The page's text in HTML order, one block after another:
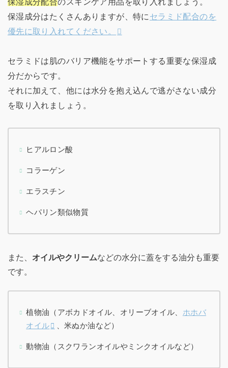
保湿成分はたくさんありますが、特に セラミド配合のを
優先に取り入れてください。
セラミドは肌のバリア機能をサポートする重要な保湿成
分だからです。
それに加えて、他には水分を抱え込んで逃がさない成分
を取り入れましょう。
ヒアルロン酸
コラーゲン
エラスチン
ヘパリン類似物質
また、 オイルやクリームなどの水分に蓋をする油分も重要
です。
植物油（アボカドオイル、オリーブオイル、 ホホバ
オイル
、米ぬか油など）
動物油（スクワランオイルやミンクオイルなど）